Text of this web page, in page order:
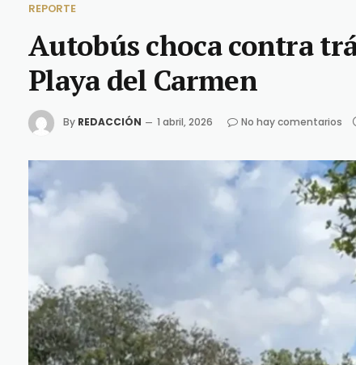
REPORTE
Autobús choca contra
Playa del Carmen
By REDACCIÓN 1 abril, 2026 No hay comentarios